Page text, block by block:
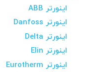
اینورتر ABB
اینورتر Danfoss
اینورتر Delta
اینورتر Elin
اینورتر Eurotherm